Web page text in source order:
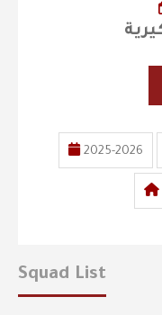
2025-2026
Squad List